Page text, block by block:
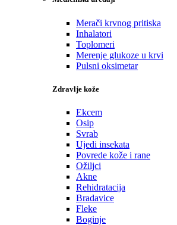
Merači krvnog pritiska
Inhalatori
Toplomeri
Merenje glukoze u krvi
Pulsni oksimetar
Zdravlje kože
Ekcem
Osip
Svrab
Ujedi insekata
Povrede kože i rane
Ožiljci
Akne
Rehidratacija
Bradavice
Fleke
Boginje